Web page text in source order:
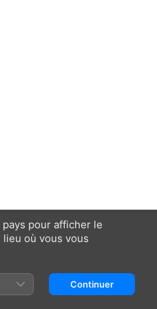
pour afficher le
où vous vous
Continuer